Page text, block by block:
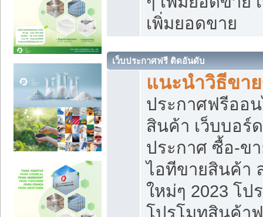
เพิ่มยอดขาย
เว็บประกาศฟรี ติดอันดับ
แนะนำวิธีขา
ประกาศฟรีออ
สินค้า เว็บบอร์
ประกาศ ซื้อ-ข
ไอทีขายสินค้า
ใหม่ๆ 2023 โป
โปรโมทสินค้า